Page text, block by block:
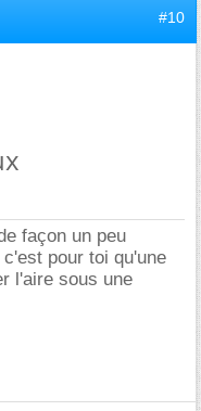
#10
façon un peu
pour toi qu'une
l'aire sous une